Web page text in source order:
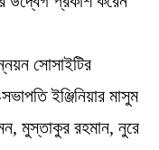
সোসাইটির
ইঞ্জিনিয়ার মাসুম
মুস্তাকুর রহমান, নুরে